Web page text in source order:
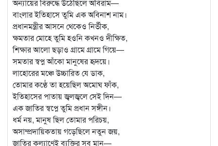
অন্যায়ের বিরুদ্ধে উঠেছিলে অবিরাম—
বাংলার ইতিহাসে তুমি এক অবিনাশ নাম।
প্রধানমন্ত্রীর আসনে থেকেও নির্ভীক,
ক্ষমতার মোহে তুমি হওনি কখনও দীক্ষিত,
শিক্ষার আলো ছড়াও গ্রামে গ্রামে গিয়ে—
সমতার স্বপ্ন আঁকো মানুষের হৃদয়ে।
লাহোরের মঞ্চে উচ্চারিত যে ডাক,
তোমার কণ্ঠে তা হয়েছিল অমোঘ ফাঁক,
ইতিহাসের পাতায় জ্বলজ্বলে সেই দিন—
এক জাতির স্বপ্নে তুমি প্রধান সঙ্গীন।
ধর্ম নয়, মানুষ ছিল তোমার পরিচয়,
অসাম্প্রদায়িকতায় গড়েছিলে নতুন জয়,
জাতির কল্যাণেই ব্যক্তির সব মান—